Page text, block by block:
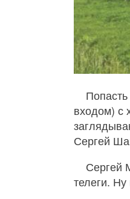
входом) с
Сергей
Сергей
телеги.